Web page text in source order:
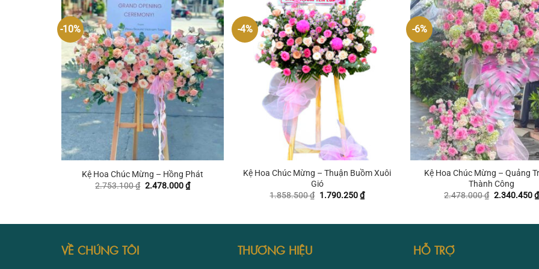
1.652.700 ₫.
1.515.150 ₫.
-10%
+
Kệ Hoa Chúc Mừng – Hồng Phát
2.753.100₫ Giá
2.478.000₫Giá
-4%
Kệ Hoa Chúc Mừng – Thuận Buồm Xuôi
Gió
1.858.500₫ Giá
1.790.250₫Giá
-6%
+
Kệ Hoa Chúc Mừng – Quảng
Thành Công
2.478.000₫ Giá
2.340.450₫
VỀ CHÚNG TÔI THƯƠNG HIỆU HỖ TRỢ